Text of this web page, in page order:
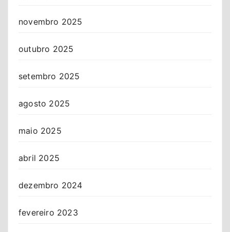
novembro 2025
outubro 2025
setembro 2025
agosto 2025
maio 2025
abril 2025
dezembro 2024
fevereiro 2023